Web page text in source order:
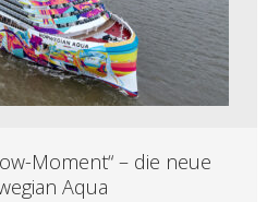
Moment“ – die neue
Aqua